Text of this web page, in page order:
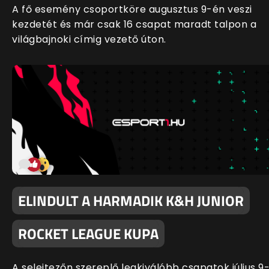
A fő esemény csoportköre augusztus 9-én veszi
kezdetét és már csak 16 csapat maradt talpon a
világbajnoki címig vezető úton.
ELINDULT A HARMADIK K&H JUNIOR
ROCKET LEAGUE KUPA